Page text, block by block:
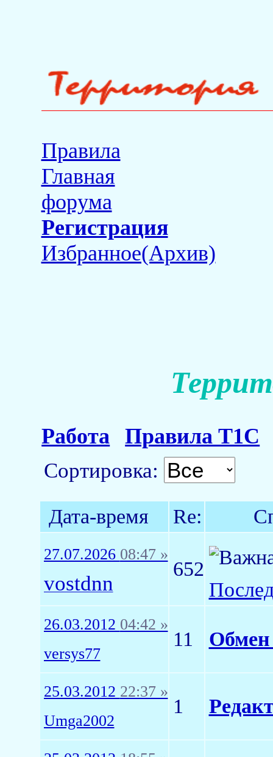
Правила
Главная
форума
Регистрация
Избранное(Архив)
Работа Правила Т1С
Сортировка:
Дата-время Re:
27.07.2026 08:47 »
vostdnn
652
26.03.2012 04:42 »
versys77
11 Обмен
25.03.2012 22:37 »
Umga2002
1